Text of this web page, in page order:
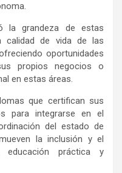
lagrandeza de estas
calidad de vida de las
oportunidades
propios negocios o
en estas áreas.
que certifican sus
para integrarse en el
del estado de
la inclusión y el
educación práctica y